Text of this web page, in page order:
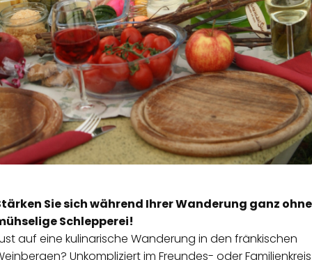
Sie sich während Ihrer Wanderung ganz ohne
Schlepperei!
auf eine kulinarische Wanderung in den fränkischen
Unkompliziert im Freundes- oder Familienkreis